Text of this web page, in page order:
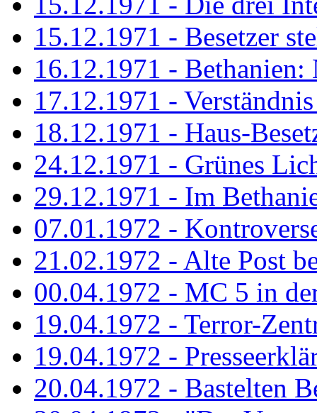
15.12.1971 - Besetzer
16.12.1971 - Bethanien:
17.12.1971 -
18.12.1971 - Haus-
24.12.1971 - Grünes
29.12.1971 - Im
07.01.1972 -
21.02.1972 - Alte Post
00.04.1972 - MC 5 in
19.04.1972 - Terror-
19.04.1972 -
20.04.1972 - Bastelten